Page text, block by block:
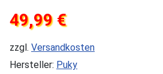
49,99 €
zzgl. Versandkosten
Hersteller: Puky